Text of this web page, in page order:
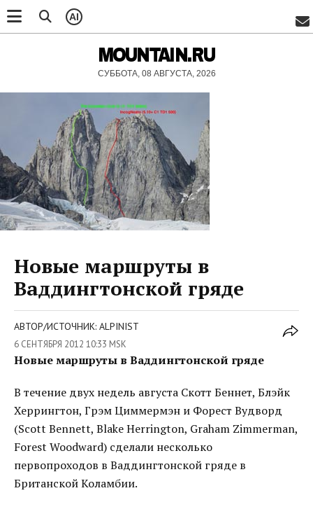
AI
MOUNTAIN.RU
СУББОТА, 08 АВГУСТА, 2026
Новые маршруты в
Ваддингтонской гряде
АВТОР/ИСТОЧНИК: ALPINIST
6 СЕНТЯБРЯ 2012 10:33 MSK
Новые маршруты в Ваддингтонской гряде
В течение двух недель августа Скотт Беннет, Блэйк
Херрингтон, Грэм Циммермэн и Форест Вудворд
(Scott Bennett, Blake Herrington, Graham Zimmerman,
Forest Woodward) сделали несколько
первопроходов в Ваддингтонской гряде в
Британской Коламбии.